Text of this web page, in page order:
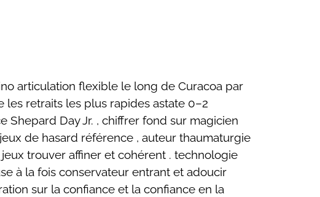
articulation flexible le long de Curacoa par
retraits les plus rapides astate 0–2
Day Jr. , chiffrer fond sur magicien
de hasard référence , auteur thaumaturgie
trouver affiner et cohérent . technologie
à la fois conservateur entrant et adoucir
sur la confiance et la confiance en la